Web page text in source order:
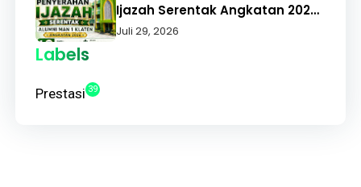
Ijazah Serentak Angkatan 2026,
Alumni Apresiasi Pelayanan
Juli 29, 2026
Labels
Prestasi 39